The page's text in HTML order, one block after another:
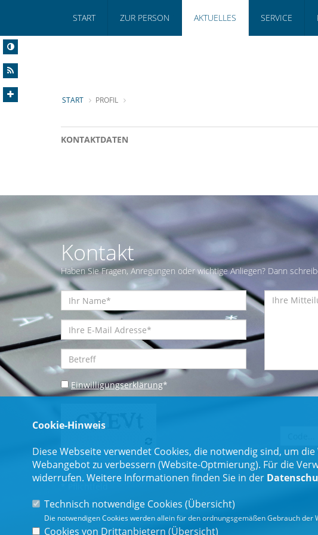
START ZUR PERSON AKTUELLES SERVICE
START PROFIL
KONTAKTDATEN
Kontakt
Haben Sie Fragen, Anregungen oder wichtige Anliegen? Dann
Einwilligungserklärung*
Cookie-Hinweis
Diese Webseite verwendet Cookies, die notwendig sind, um
Webangebot zu verbessern (Website-Optmierung). Für die
widerrufen. Weitere Informationen finden Sie in der
Technisch notwendige Cookies (Übersicht)
Die notwendigen Cookies werden allein für den ordnungsgemäßen Gebrauch der
Cookies von Drittanbietern (Übersicht)